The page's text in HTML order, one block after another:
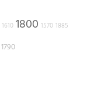
1610 1800 1570 1885
1790